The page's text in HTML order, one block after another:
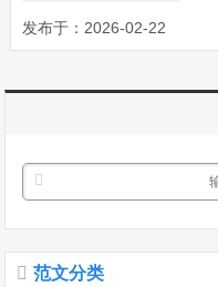
了
所
去
调
发布于：2026-02-22
范文分类